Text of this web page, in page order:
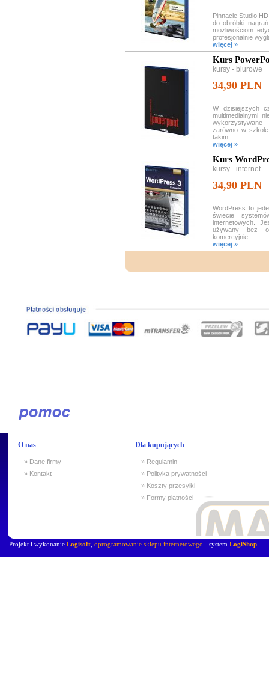
Pinnacle Studio
do obróbki
możliwościom
profesjonalnie
więcej »
Kurs
kursy - biurowe
34,90 PLN
W dzisiejszych
multimedialnymi
zarówno w
takim...
więcej »
Kurs
kursy - internet
34,90 PLN
WordPress to
świecie
internetowych.
używany bez
komercyjnie....
więcej »
O nas
» Dane firmy
» Kontakt
Dla kupujących
» Regulamin
» Polityka prywatności
» Koszty przesyłki
» Formy płatności
Projekt i wykonanie Logisoft oprogramowanie sklepu internetowego - system LogiShop